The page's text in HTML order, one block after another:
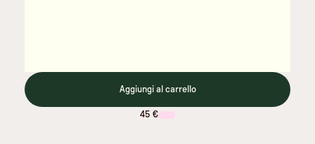
Aggiungi al carrello
45 €